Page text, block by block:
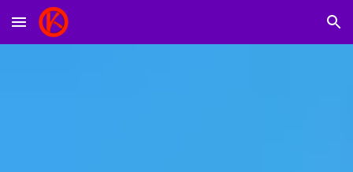
Skip to main content Skip to navigation